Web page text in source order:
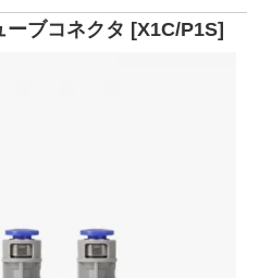
Bambu Lab
レジン
PP用タックシート
ルーム
ャルサイト
ブコネクタ [X1C/P1S]